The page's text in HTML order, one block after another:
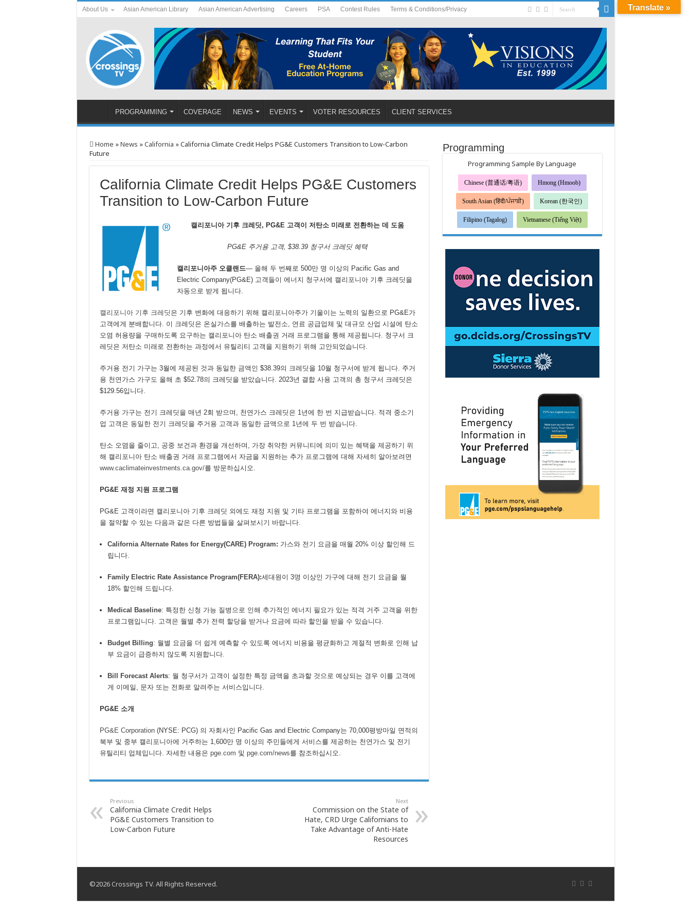
About Us Asian American Library Asian American Advertising Careers PSA Contest Rules Terms & Conditions/Privacy
PROGRAMMING COVERAGE NEWS EVENTS VOTER RESOURCES CLIENT SERVICES
Home »News »California »California Climate Credit Helps PG&E Customers Transition to Low-Carbon
Future
California Climate Credit Helps PG&E Customers
Transition to Low-Carbon Future
캘리포니아 기후 크레딧, PG&E 고객이 저탄소 미래로 전환하는 데 도움
PG&E 주거용 고객, $38.39 청구서 크레딧 혜택
캘리포니아주 오클랜드— 올해 두 번째로 500만 명 이상의 Pacific Gas and
Electric Company(PG&E) 고객들이 에너지 청구서에 캘리포니아 기후 크레딧을
자동으로 받게 됩니다.
캘리포니아 기후 크레딧 은 기후 변화에 대응하기 위해 캘리포니아주가 기울이는 노력의 일환으로 PG&E가
고객에게 분배합니다. 이 크레딧은 온실가스를 배출하는 발전소, 연료 공급업체 및 대규모 산업 시설에 탄소
오염 허용량을 구매하도록 요구하는 캘리포니아 탄소 배출권 거래 프로그램을 통해 제공됩니다. 청구서 크
레딧은 저탄소 미래로 전환하는 과정에서 유틸리티 고객을 지원하기 위해 고안되었습니다.
주거용 전기 가구는 3월에 제공된 것과 동일한 금액인 $38.39의 크레딧을 10월 청구서에 받게 됩니다. 주거
용 천연가스 가구도 올해 초 $52.78의 크레딧을 받았습니다. 2023년 결합 사용 고객의 총 청구서 크레딧은
$129.56입니다.
주거용 가구는 전기 크레딧을 매년 2회 받으며, 천연가스 크레딧은 1년에 한 번 지급받습니다. 적격 중소기
업 고객은 동일한 전기 크레딧을 주거용 고객과 동일한 금액으로 1년에 두 번 받습니다.
탄소 오염을 줄이고, 공중 보건과 환경을 개선하며, 가장 취약한 커뮤니티에 의미 있는 혜택을 제공하기 위
해 캘리포니아 탄소 배출권 거래 프로그램에서 자금을 지원하는 추가 프로그램에 대해 자세히 알아보려면
www.caclimateinvestments.ca.gov/를 방문하십시오.
PG&E 재정 지원 프로그램
PG&E 고객이라면 캘리포니아 기후 크레딧 외에도 재정 지원 및 기타 프로그램을 포함하여 에너지와 비용
을 절약할 수 있는 다음과 같은 다른 방법들을 살펴보시기 바랍니다.
California Alternate Rates for Energy(CARE) Program: 가스와 전기 요금을 매월 20% 이상 할인해 드
립니다.
Family Electric Rate Assistance Program(FERA):세대원이 3명 이상인 가구에 대해 전기 요금을 월
18% 할인해 드립니다.
Medical Baseline: 특정한 신청 가능 질병으로 인해 추가적인 에너지 필요가 있는 적격 거주 고객을 위한
프로그램입니다. 고객은 월별 추가 전력 할당을 받거나 요금에 따라 할인을 받을 수 있습니다.
Budget Billing: 월별 요금을 더 쉽게 예측할 수 있도록 에너지 비용을 평균화하고 계절적 변화로 인해 납
부 요금이 급증하지 않도록 지원합니다.
Bill Forecast Alerts: 월 청구서가 고객이 설정한 특정 금액을 초과할 것으로 예상되는 경우 이를 고객에
게 이메일, 문자 또는 전화로 알려주는 서비스입니다.
PG&E 소개
PG&E Corporation(NYSE: PCG) 의 자회사인 Pacific Gas and Electric Company는 70,000평방마일 면적의
북부 및 중부 캘리포니아에 거주하는 1,600만 명 이상의 주민들에게 서비스를 제공하는 천연가스 및 전기
유틸리티 업체입니다. 자세한 내용은 pge.com 및 pge.com/news를 참조하십시오.
Previous
California Climate Credit Helps
PG&E Customers Transition to
Low-Carbon Future
Next
Commission on the State of
Hate, CRD Urge Californians to
Take Advantage of Anti-Hate
Resources
Programming
Programming Sample By Language
Chinese (普通话/粤语) Hmong (Hmoob)
South Asian (हिंदी/ਪੰਜਾਬੀ) Korean (한국인)
Filipino (Tagalog) Vietnamese (Tiếng Việt)
©2026 Crossings TV. All Rights Reserved.
Translate »